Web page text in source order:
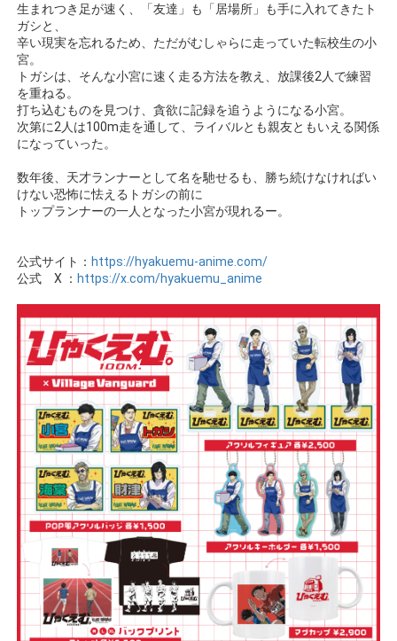
生まれつき足が速く、「友達」も「居場所」も手に入れてきたト
ガシと、
辛い現実を忘れるため、ただがむしゃらに走っていた転校生の小
宮。
トガシは、そんな小宮に速く走る方法を教え、放課後2人で練習
を重ねる。
打ち込むものを見つけ、貪欲に記録を追うようになる小宮。
次第に2人は100m走を通して、ライバルとも親友ともいえる関係
になっていった。
数年後、天才ランナーとして名を馳せるも、勝ち続けなければい
けない恐怖に怯えるトガシの前に
トップランナーの一人となった小宮が現れるー。
公式サイト：https://hyakuemu-anime.com/
公式 X ：https://x.com/hyakuemu_anime
イラストレ
ーター
アダルトグ
ッズ